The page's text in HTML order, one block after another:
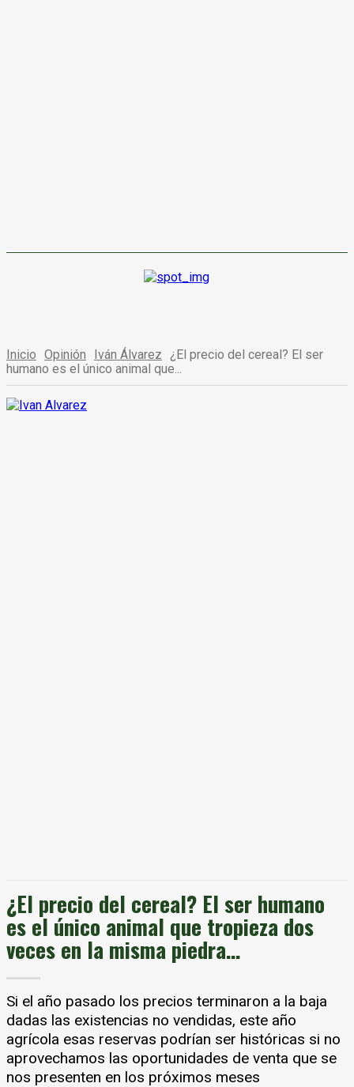
Inicio Opinión Iván Álvarez ¿El precio del cereal? El ser
humano es el único animal que...
¿El precio del cereal? El ser humano
es el único animal que tropieza dos
veces en la misma piedra…
Si el año pasado los precios terminaron a la baja
dadas las existencias no vendidas, este año
agrícola esas reservas podrían ser históricas si no
aprovechamos las oportunidades de venta que se
nos presenten en los próximos meses